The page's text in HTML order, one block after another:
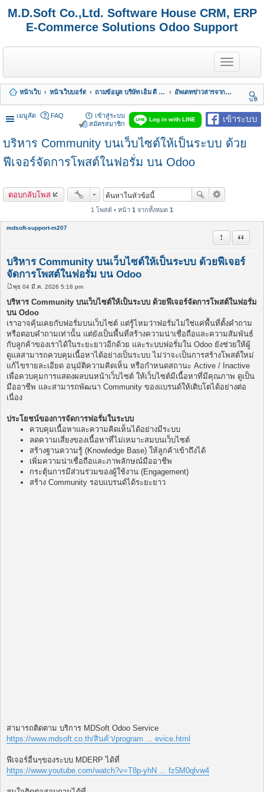
M.D.Soft Co.,Ltd. Software House CRM, ERP
E-Commerce Solutions Odoo Support
T
o
g
l
e
n
a
i
g
หน้าเว็บ หน้าเว็บบอร์ด ถามข้อมูล บริษัท เอ็ม ดี ซอฟต์ จำกัด
อัพเดทข่าวสารจากทางบริษัท
นห
า
เมนูลัด
เข้าระบบ
Log in with LINE
FAQ
เข้าสู่ระบบ
สมัครสมาชิก
บริหาร Community บนเว็บไซต์ให้เป็นระบบ ด้วย
ฟีเจอร์จัดการโพสต์ในฟอรั่ม บน Odoo
ตอบกลับโพส
1 โพสต์ • หน้า 1 จากทั้งหมด 1
mdsoft-support-m207
บริหาร Community บนเว็บไซต์ให้เป็นระบบ ด้วยฟีเจอร์
จัดการโพสต์ในฟอรั่ม บน Odoo
รายงานในข้
อ้างคำ
โ
พ
ส
ต์
พุธ 04 มี.ค. 2026 5:18 pm
บริหาร Community บนเว็บไซต์ให้เป็นระบบ ด้วยฟีเจอร์จัดการโพสต์ในฟอรั่ม
บน Odoo
เราอาจคุ้นเคยกับฟอรั่มบนเว็บไซต์ แต่รู้ไหมว่าฟอรั่มไม่ใช่แค่พื้นที่ตั้งคำถาม
หรือตอบคำถามเท่านั้น แต่ยังเป็นพื้นที่สร้างความน่าเชื่อถือและความสัมพันธ์
กับลูกค้าของเราได้ในระยะยาวอีกด้วย และระบบฟอรั่มใน Odoo ยังช่วยให้ผู้
ดูแลสามารถควบคุมเนื้อหาได้อย่างเป็นระบบ ไม่ว่าจะเป็นการสร้างโพสต์ใหม่
แก้ไขรายละเอียด อนุมัติความคิดเห็น หรือกำหนดสถานะ Active / Inactive
เพื่อควบคุมการแสดงผลบนหน้าเว็บไซต์ ให้เว็บไซต์มีเนื้อหาที่มีคุณภาพ ดูเป็น
มืออาชีพ และสามารถพัฒนา Community ของแบรนด์ให้เติบโตได้อย่างต่อ
เนื่อง
ประโยชน์ของการจัดการฟอรั่มในระบบ
ควบคุมเนื้อหาและความคิดเห็นได้อย่างมีระบบ
ลดความเสี่ยงของเนื้อหาที่ไม่เหมาะสมบนเว็บไซต์
สร้างฐานความรู้ (Knowledge Base) ให้ลูกค้าเข้าถึงได้
เพิ่มความน่าเชื่อถือและภาพลักษณ์มืออาชีพ
กระตุ้นการมีส่วนร่วมของผู้ใช้งาน (Engagement)
สร้าง Community รอบแบรนด์ได้ระยะยาว
สามารถติดตาม บริการ MDSoft Odoo Service
https://www.mdsoft.co.th/สินค้า/program ... evice.html
ฟีเจอร์อื่นๆของระบบ MDERP ได้ที่
https://www.youtube.com/watch?v=T8p-yhN ... fz5M0qlvw4